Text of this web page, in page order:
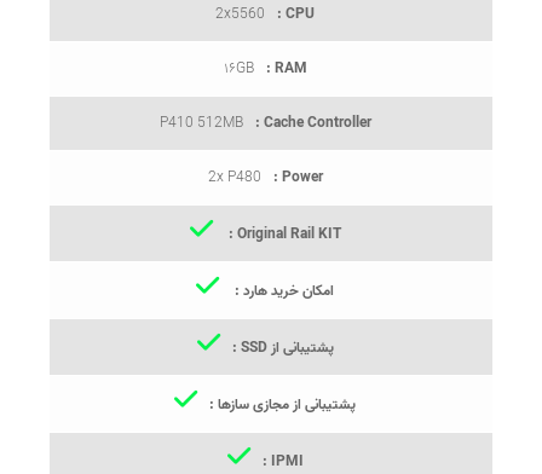
CPU :
2x5560
RAM : ۱۶GB
Cache Controller :
P410 512MB
Power :
2x P480
Original Rail KIT :
امکان خرید هارد :
پشتیبانی از SSD :
پشتیبانی از مجازی سازها :
IPMI :